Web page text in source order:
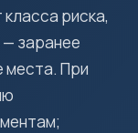
риска,
— заранее
места. При